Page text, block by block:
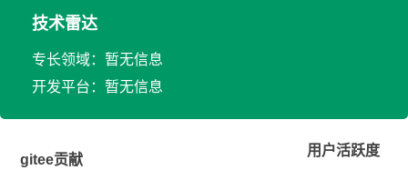
技术雷达
专长领域：暂无信息
开发平台：暂无信息
gitee贡献
用户活跃度